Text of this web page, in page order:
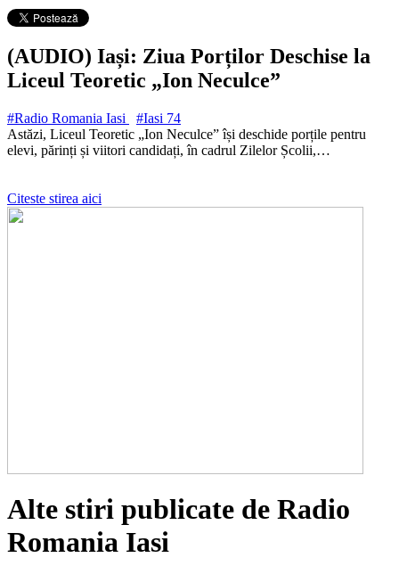
(AUDIO) Iași: Ziua Porților Deschise la
Liceul Teoretic „Ion Neculce”
#Radio Romania Iasi #Iasi 74
Astăzi, Liceul Teoretic „Ion Neculce” își deschide porțile pentru
elevi, părinți și viitori candidați, în cadrul Zilelor Școlii,…
Citeste stirea aici
Alte stiri publicate de Radio
Romania Iasi